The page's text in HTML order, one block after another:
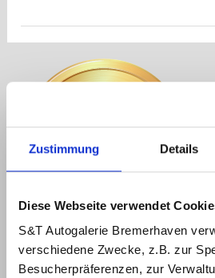
Zustimmung Details
Diese Webseite verwendet
S&T Autogalerie Bremerhaven
verschiedene Zwecke, z.B. zur
Besucherpräferenzen, zur
Auszeichnung im Bereich
Beste Marktbearbeitung